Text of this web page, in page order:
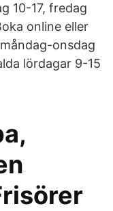
10-17, fredag
online eller
onsdag
lördagar 9-15